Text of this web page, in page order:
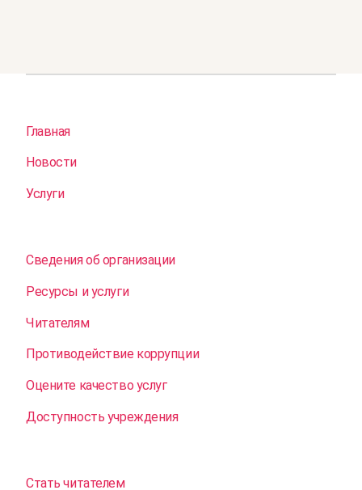
Главная
Новости
Услуги
Сведения об организации
Ресурсы и услуги
Читателям
Противодействие коррупции
Оцените качество услуг
Доступность учреждения
Стать читателем